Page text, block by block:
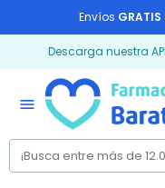
Envíos GRATIS
Descarga nuestra
menu